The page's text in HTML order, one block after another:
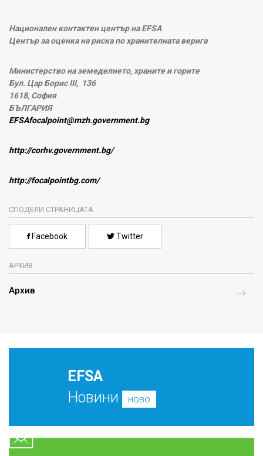
Национален контактен център наEFSA
Център за оценка на риска по хранителната верига
Министерство на земеделието, храните и горите
Бул. Цар БорисIII, 136
1618, София
БЪЛГАРИЯ
EFSAfocalpoint@mzh.government.bg
http://corhv.government.bg/
http://focalpointbg.com/
СПОДЕЛИ СТРАНИЦАТА
Facebook Twitter
АРХИВ
Архив
EFSA
Новини
ново